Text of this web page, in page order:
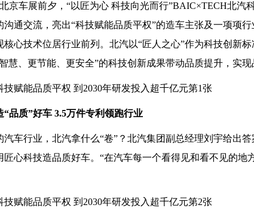
京车展前夕，“以匠为心 科技向光而行”BAIC×TECH北
沟通交流，亮出“科技赋能品质平权”的造车主张及一项项
核心技术位居行业前列。北汽以“匠人之心”作为科技创新
慧、更节能、更安全”的科技创新成果带动品质提升，实
“品质”好车 3.5万件专利领跑行业
汽车行业，北汽拿什么“卷”？北汽集团副总经理刘宇给出
匠心科技造品质好车。“在汽车每一个看得见和看不见的地